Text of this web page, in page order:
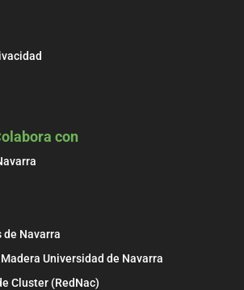
con
de Navarra
Universidad de Navarra
Cluster (RedNac)